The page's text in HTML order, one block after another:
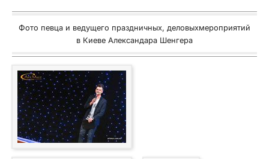
Фото певца и ведущего праздничных, деловыхмероприятий
в Киеве Александара Шенгера